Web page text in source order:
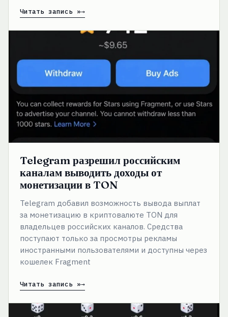
Читать запись »
Telegram разрешил российским
каналам выводить доходы от
монетизации в TON
Telegram добавил возможность вывода выплат
за монетизацию в криптовалюте TON для
владельцев российских каналов. Средства
поступают только за просмотры рекламы
иностранными пользователями и доступны через
кошелек Fragment
монетизации
TON
Читать запись »
Telegram